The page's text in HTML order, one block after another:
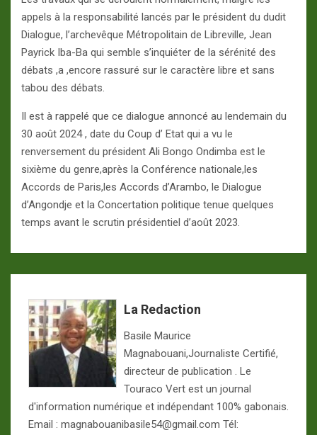
appels à la responsabilité lancés par le président du dudit
Dialogue, l’archevêque Métropolitain de Libreville, Jean
Payrick Iba-Ba qui semble s’inquiéter de la sérénité des
débats ,a ,encore rassuré sur le caractère libre et sans
tabou des débats.
Il est à rappelé que ce dialogue annoncé au lendemain du
30 août 2024 , date du Coup d’ Etat qui a vu le
renversement du président Ali Bongo Ondimba est le
sixième du genre,après la Conférence nationale,les
Accords de Paris,les Accords d’Arambo, le Dialogue
d’Angondje et la Concertation politique tenue quelques
temps avant le scrutin présidentiel d’août 2023.
La Redaction
Basile Maurice
Magnabouani,Journaliste Certifié,
directeur de publication . Le
Touraco Vert est un journal
d'information numérique et indépendant 100% gabonais.
Email : magnabouanibasile54@gmail.com Tél: